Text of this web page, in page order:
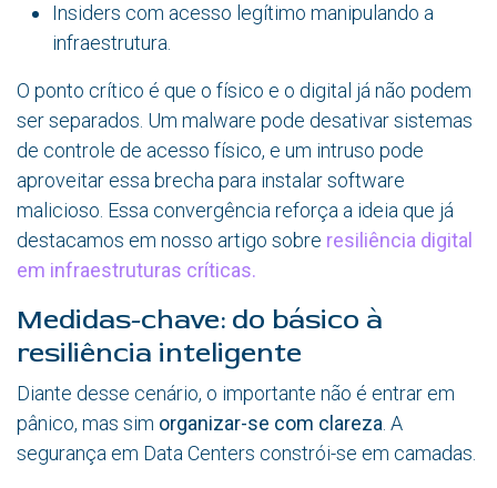
Insiders com acesso legítimo manipulando a
infraestrutura.
O ponto crítico é que o físico e o digital já não podem
ser separados. Um malware pode desativar sistemas
de controle de acesso físico, e um intruso pode
aproveitar essa brecha para instalar software
malicioso. Essa convergência reforça a ideia que já
destacamos em nosso artigo sobre resiliência digital
em infraestruturas críticas.
Medidas-chave: do básico à
resiliência inteligente
Diante desse cenário, o importante não é entrar em
pânico, mas sim organizar-se com clareza. A
segurança em Data Centers constrói-se em camadas.